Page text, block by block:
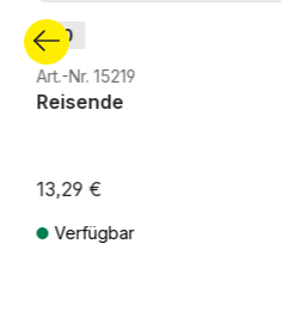
H0
Art.-Nr. 15219
Reisende
13,29 €
Verfügbar